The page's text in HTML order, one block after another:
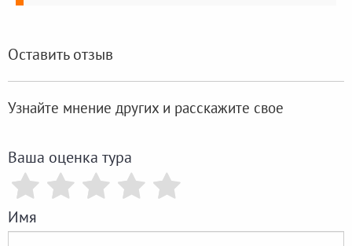
Оставить отзыв
Узнайте мнение других и расскажите свое
Ваша оценка тура
Имя